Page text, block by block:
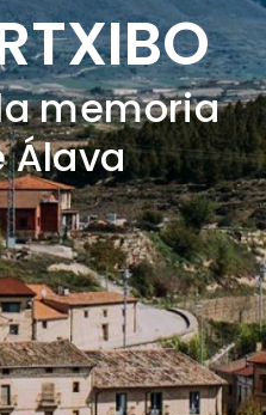
memoria
Álava